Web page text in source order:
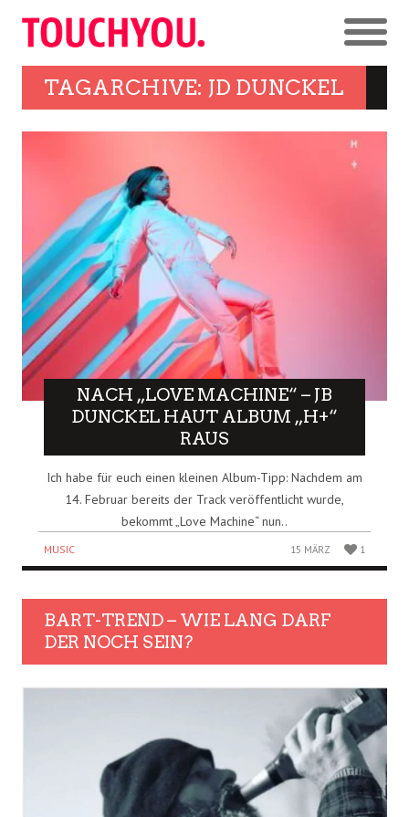
TAGARCHIVE: JD DUNCKEL
NACH „LOVE MACHINE“ – JB
DUNCKEL HAUT ALBUM „H+“
RAUS
Ich habe für euch einen kleinen Album-Tipp: Nachdem am
14. Februar bereits der Track veröffentlicht wurde,
bekommt „Love Machine“ nun..
MUSIC 15 MÄRZ 1
BART-TREND – WIE LANG DARF
DER NOCH SEIN?